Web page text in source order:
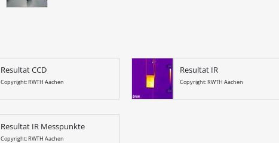
Resultat CCD
Copyright: RWTH Aachen
Resultat IR
Copyright: RWTH Aachen
Resultat IR Messpunkte
Copyright: RWTH Aachen